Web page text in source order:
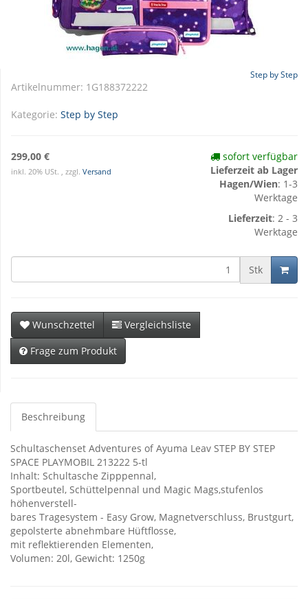
Step by Step
Artikelnummer: 1G188372222
Kategorie: Step by Step
299,00 €
inkl. 20% USt. , zzgl. Versand
sofort verfügbar
Lieferzeit ab Lager
Hagen/Wien: 1-3
Werktage
Lieferzeit: 2 - 3
Werktage
Stk
Wunschzettel
Vergleichsliste
Frage zum Produkt
Beschreibung
Schultaschenset Adventures of Ayuma Leav STEP BY STEP
SPACE PLAYMOBIL 213222 5-tl
Inhalt: Schultasche Zipppennal,
Sportbeutel, Schüttelpennal und Magic Mags,stufenlos
höhenverstell-
bares Tragesystem - Easy Grow, Magnetverschluss, Brustgurt,
gepolsterte abnehmbare Hüftflosse,
mit reflektierenden Elementen,
Volumen: 20l, Gewicht: 1250g